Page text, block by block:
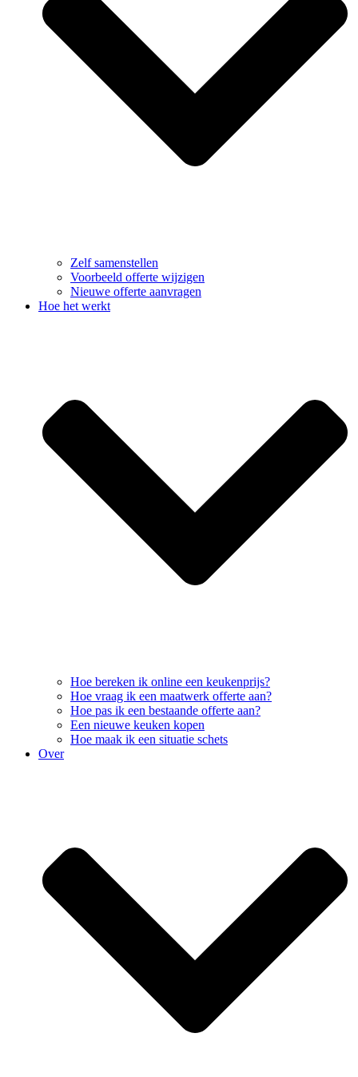
Zelf samenstellen
Voorbeeld offerte wijzigen
Nieuwe offerte aanvragen
Hoe het werkt
Hoe bereken ik online een keukenprijs?
Hoe vraag ik een maatwerk offerte aan?
Hoe pas ik een bestaande offerte aan?
Een nieuwe keuken kopen
Hoe maak ik een situatie schets
Over